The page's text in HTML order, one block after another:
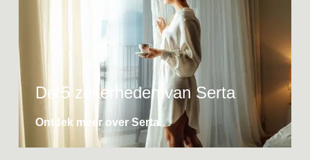
De 5 zekerheden van Serta
Ontdek meer over Serta